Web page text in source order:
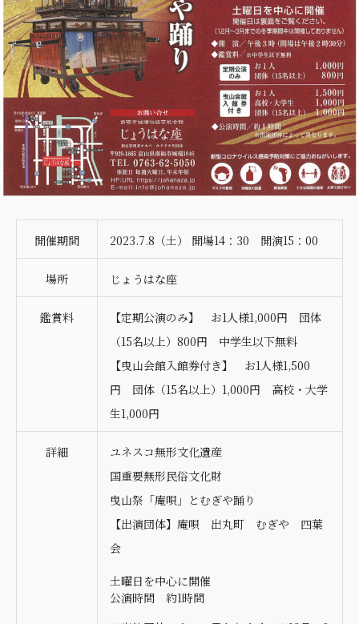
開催期間 2023.7.8（土） 開場14：30 開演15：00
場所 じょうはな座
鑑賞料
【定期公演のみ】 お1人様1,000円 団体
（15名以上）800円 中学生以下無料
【曳山会館入館券付き】 お1人様1,500
円 団体（15名以上）1,000円 高校・大学
生1,000円
詳細
ユネスコ無形文化遺産
国重要無形民俗文化財
曳山祭「庵唄」とむぎや踊り
【出演団体】庵唄 出丸町 むぎや 四葉
会
土曜日を中心に開催
公演時間 約1時間